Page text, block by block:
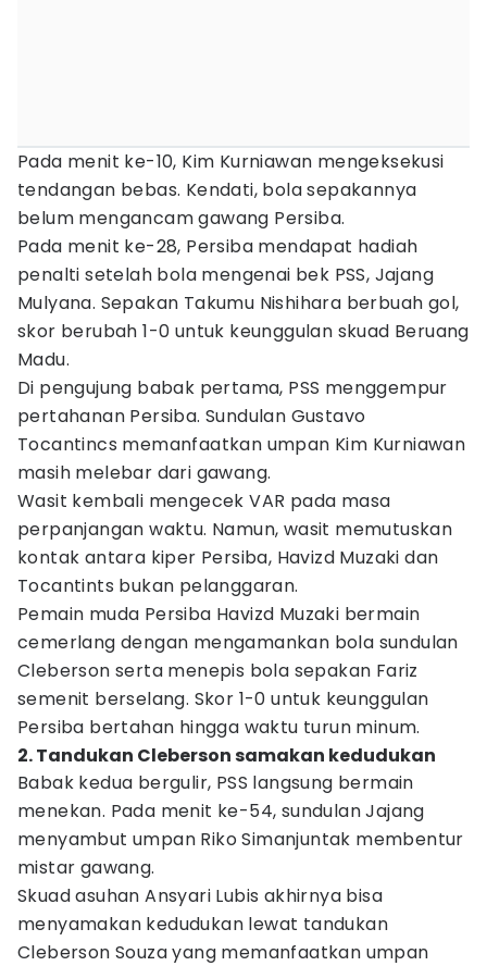
Pada menit ke-10, Kim Kurniawan mengeksekusi
tendangan bebas. Kendati, bola sepakannya
belum mengancam gawang Persiba.
Pada menit ke-28, Persiba mendapat hadiah
penalti setelah bola mengenai bek PSS, Jajang
Mulyana. Sepakan Takumu Nishihara berbuah gol,
skor berubah 1-0 untuk keunggulan skuad Beruang
Madu.
Di pengujung babak pertama, PSS menggempur
pertahanan Persiba. Sundulan Gustavo
Tocantincs memanfaatkan umpan Kim Kurniawan
masih melebar dari gawang.
Wasit kembali mengecek VAR pada masa
perpanjangan waktu. Namun, wasit memutuskan
kontak antara kiper Persiba, Havizd Muzaki dan
Tocantints bukan pelanggaran.
Pemain muda Persiba Havizd Muzaki bermain
cemerlang dengan mengamankan bola sundulan
Cleberson serta menepis bola sepakan Fariz
semenit berselang. Skor 1-0 untuk keunggulan
Persiba bertahan hingga waktu turun minum.
2. Tandukan Cleberson samakan kedudukan
Babak kedua bergulir, PSS langsung bermain
menekan. Pada menit ke-54, sundulan Jajang
menyambut umpan Riko Simanjuntak membentur
mistar gawang.
Skuad asuhan Ansyari Lubis akhirnya bisa
menyamakan kedudukan lewat tandukan
Cleberson Souza yang memanfaatkan umpan